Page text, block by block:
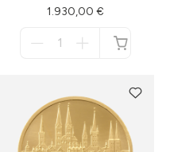
1.930,00 €